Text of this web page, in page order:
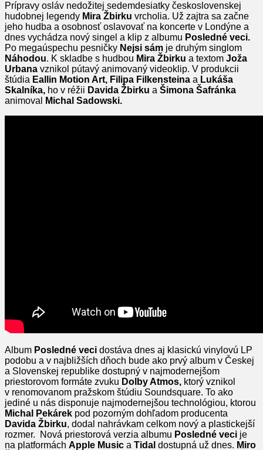
Prípravy osláv nedožitej sedemdesiatky československej
hudobnej legendy Mira Žbirku vrcholia. Už zajtra sa začne
jeho hudba a osobnosť oslavovať na koncerte v Londýne a
dnes vychádza nový singel a klip z albumu Posledné veci.
Po megaúspechu pesničky Nejsi sám je druhým singlom
Náhodou. K skladbe s hudbou Mira Žbirku a textom Joža
Urbana vznikol pútavý animovaný videoklip. V produkcii
štúdia Eallin Motion Art, Filipa Filkensteina a Lukáša
Skalníka, ho v réžii Davida Žbirku a Šimona Šafránka
animoval
Michal Sadowski.
Album Posledné veci dostáva dnes aj klasickú vinylovú LP
podobu a v najbližších dňoch bude ako prvý album v Českej
a Slovenskej republike dostupný v najmodernejšom
priestorovom formáte zvuku Dolby Atmos, ktorý vznikol
v renomovanom pražskom štúdiu Soundsquare. To ako
jediné u nás disponuje najmodernejšou technológiou, ktorou
Michal Pekárek pod pozorným dohľadom producenta
Davida Žbirku, dodal nahrávkam celkom nový a plastickejší
rozmer. Nová priestorová verzia albumu Posledné veci je
na platformách Apple Music a Tidal dostupná už dnes. Miro